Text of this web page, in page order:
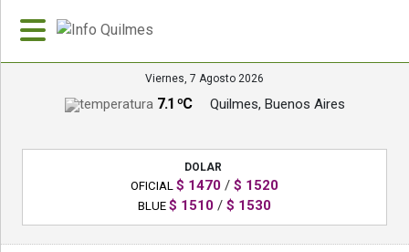
Viernes, 7 Agosto 2026
7.1 ºC Quilmes, Buenos Aires
DOLAR
OFICIAL $ 1470 / $ 1520
BLUE $ 1510 / $ 1530